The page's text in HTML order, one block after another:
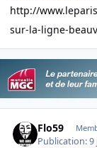
http://
sur-la-ligne-
Flo59
Publication:9